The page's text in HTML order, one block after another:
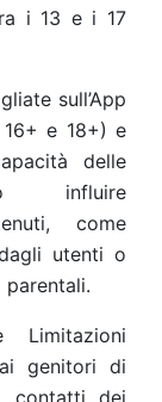
i 13 e i 17
sull’App
e 18+) e
delle
influire
come
utenti o
Limitazioni
genitori di
contatti dei